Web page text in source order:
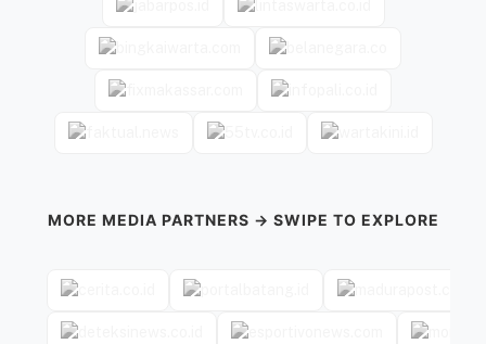
MORE MEDIA PARTNERS → SWIPE TO EXPLORE